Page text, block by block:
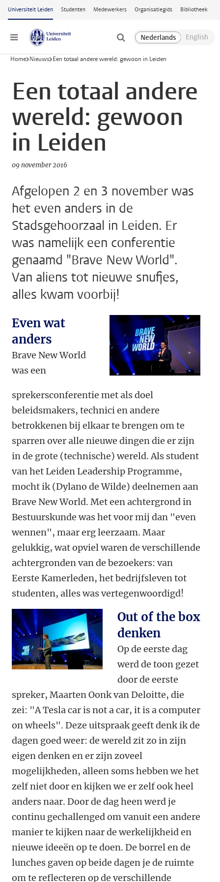
Ga naar hoofdinhoud
Universiteit Leiden Studenten Medewerkers Organisatiegids Bibliotheek
Menu
Home Nieuws Een totaal andere wereld: gewoon in Leiden
Een totaal andere
wereld: gewoon
in Leiden
09 november 2016
Afgelopen 2 en 3 november was
het even anders in de
Stadsgehoorzaal in Leiden. Er
was namelijk een conferentie
genaamd "Brave New World".
Van aliens tot nieuwe snufjes,
alles kwam voorbij!
Even wat
anders
Brave New World
was een
sprekersconferentie met als doel
beleidsmakers, technici en andere
betrokkenen bij elkaar te brengen om te
sparren over alle nieuwe dingen die er zijn
in de grote (technische) wereld. Als student
van het Leiden Leadership Programme,
mocht ik (Dylano de Wilde) deelnemen aan
Brave New World. Met een achtergrond in
Bestuurskunde was het voor mij dan "even
wennen", maar erg leerzaam. Maar
gelukkig, wat opviel waren de verschillende
achtergronden van de bezoekers: van
Eerste Kamerleden, het bedrijfsleven tot
studenten, alles was vertegenwoordigd!
Out of the box
denken
Op de eerste dag
werd de toon gezet
door de eerste
spreker, Maarten Oonk van Deloitte, die
zei: "A Tesla car is not a car, it is a computer
on wheels". Deze uitspraak geeft denk ik de
dagen goed weer: de wereld zit zo in zijn
eigen denken en er zijn zoveel
mogelijkheden, alleen soms hebben we het
zelf niet door en kijken we er zelf ook heel
anders naar. Door de dag heen werd je
continu gechallenged om vanuit een andere
manier te kijken naar de werkelijkheid en
nieuwe ideeën op te doen. De borrel en de
lunches gaven op beide dagen je de ruimte
om te reflecteren op de verschillende